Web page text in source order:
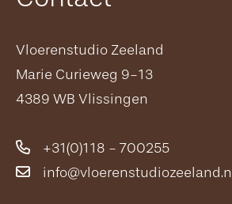
Vloerenstudio Zeeland
Marie Curieweg 9-13
4389 WB Vlissingen
+31(0)118 - 700255
info@vloerenstudiozeeland.nl